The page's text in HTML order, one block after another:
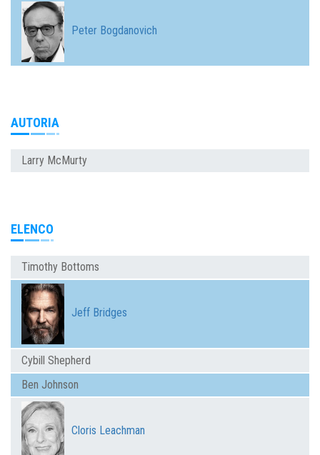
Peter Bogdanovich
AUTORIA
Larry McMurty
ELENCO
Timothy Bottoms
Jeff Bridges
Cybill Shepherd
Ben Johnson
Cloris Leachman